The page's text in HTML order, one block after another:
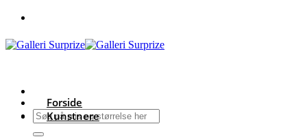
Fortsæt
indhold
Søg
Forside
Kunstnere